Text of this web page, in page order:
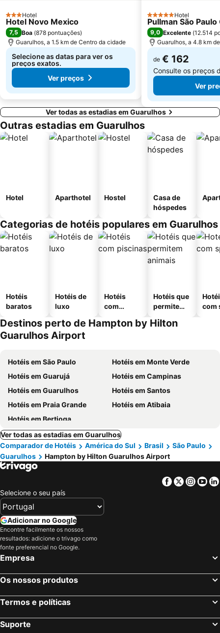
Salão Internacional do Automóvel
FRANCAL - International Shoes and Accessories Fashion Fair
3 Estrelas
Hotel
Hotel Novo Mexico
7,5 Boa (878 pontuações)
Guarulhos, a 1.5 km de Centro da cidade
Selecione as datas para ver os
preços exatos.
Ver preços
5 EstrelasHotel
Pullman São
9,0 Excelente (12.514
Guarulhos, a 4.8 km
de € 162
Consulte os preços
Ver
Ver todas as estadias em Guarulhos
Outras estadias em Guarulhos
Hotel Aparthotel Hostel
Casa de
hóspedes
Categorias de hotéis populares em Guarulhos
Hotéis
baratos
Hotéis de
luxo
Hotéis
com
Hotéis que
permitem
com
Destinos perto de Hampton by Hilton
Guarulhos Airport
Hotéis em São Paulo
Hotéis em Monte Verde
Hotéis em Guarujá
Hotéis em Campinas
Hotéis em Guarulhos
Hotéis em Santos
Hotéis em Praia Grande
Hotéis em Atibaia
Hotéis em Bertioga
Ver todas as estadias em Guarulhos
Comparador de Hotéis
América do Sul Brasil
São Paulo
Guarulhos
Hampton by Hilton Guarulhos Airport
Facebook
Twitter
Selecione o seu país
Adicionar no Google
Encontre facilmente os nossos
resultados: adicione o trivago como
fonte preferencial no Google.
Empresa
Os nossos produtos
Termos e políticas
Suporte